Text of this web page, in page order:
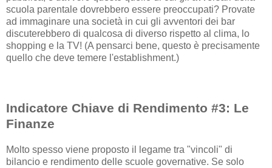
scuola parentale dovrebbero essere preoccupati? Provate
ad immaginare una società in cui gli avventori dei bar
discuterebbero di qualcosa di diverso rispetto al clima, lo
shopping e la TV! (A pensarci bene, questo è precisamente
quello che deve temere l'establishment.)
Indicatore Chiave di Rendimento #3: Le
Finanze
Molto spesso viene proposto il legame tra "vincoli" di
bilancio e rendimento delle scuole governative. Se solo